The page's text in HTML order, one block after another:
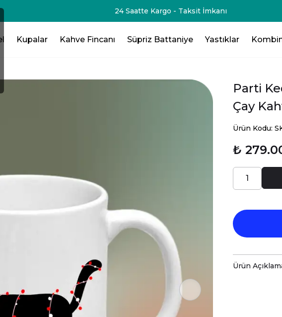
!!! 2 Ürün Al -75₺💸 - 3 Ürün Al - 125₺ 💸- 4 Ürün Al -200₺ 💸- 5 Ürün Al -
Kupalar Kahve Fincanı Süpriz Battaniye Yastıklar
Parti
Çay
Ürün Kodu:
₺
Ürün